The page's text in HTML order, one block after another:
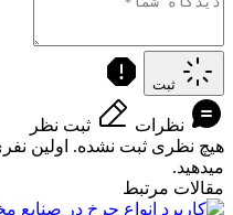
ثبت
نظرات
ثبت نظر
هیچ نظری ثبت نشده. اولین
میدهید.
مقالات مرتبط